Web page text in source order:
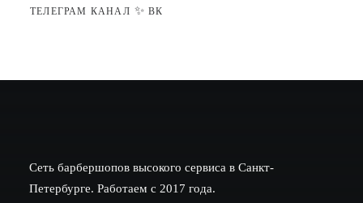
ТЕЛЕГРАМ КАНАЛ ✨ ВК
Сеть барбершопов высокого сервиса в Санкт-
Петербурге. Работаем с 2017 года.